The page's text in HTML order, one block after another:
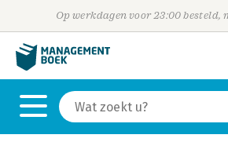
Op werkdagen voor 23:00 besteld,